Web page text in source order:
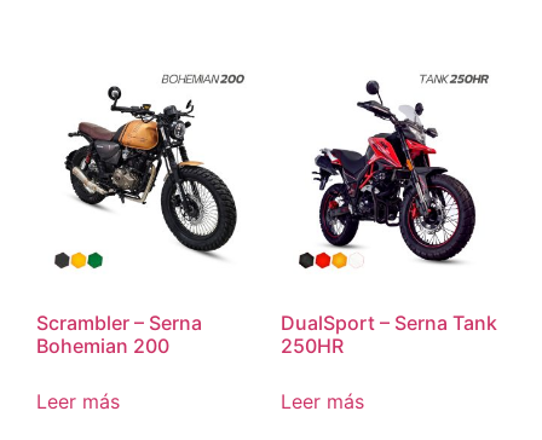
Scrambler – Serna
Bohemian 200
Leer más
DualSport – Serna Tank
250HR
Leer más